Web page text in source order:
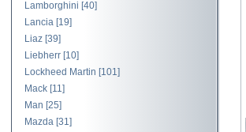
Lamborghini [40]
Lancia [19]
Liaz [39]
Liebherr [10]
Lockheed Martin [101]
Mack [11]
Man [25]
Mazda [31]